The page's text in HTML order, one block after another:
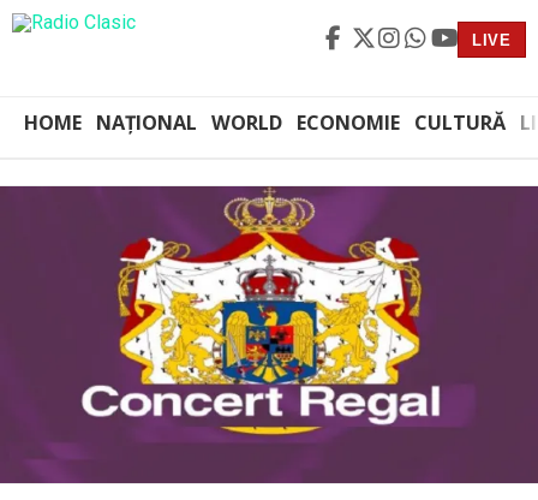
LIVE
HOME NAȚIONAL WORLD ECONOMIE CULTURĂ